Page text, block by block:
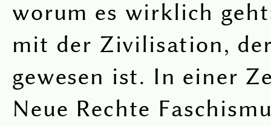
worum es wirklich
mit der Zivilisation,
gewesen ist. In einer
Neue Rechte